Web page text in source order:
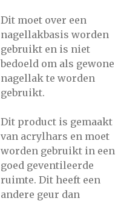
Dit moet over een
nagellakbasis worden
gebruikt en is niet
bedoeld om als gewone
nagellak te worden
gebruikt.
Dit product is gemaakt
van acrylhars en moet
worden gebruikt in een
goed geventileerde
ruimte. Dit heeft een
andere geur dan